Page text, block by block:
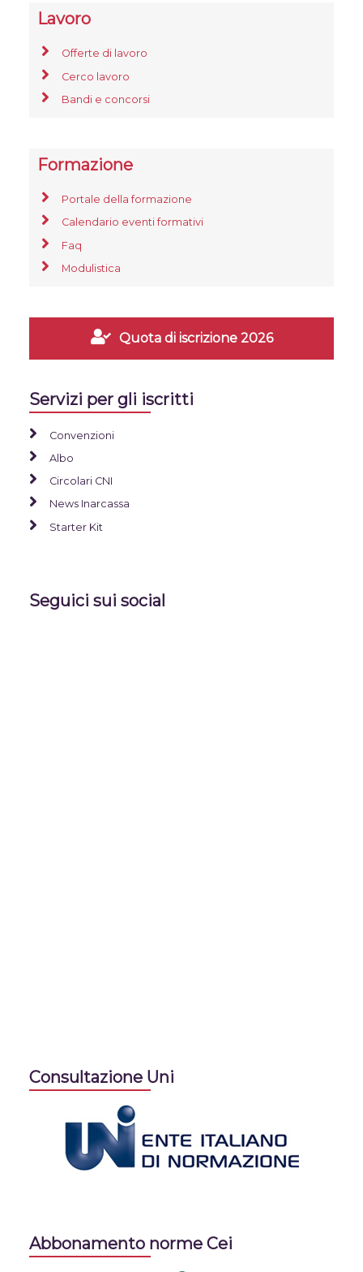
Lavoro
Offerte di lavoro
Cerco lavoro
Bandi e concorsi
Formazione
Portale della formazione
Calendario eventi formativi
Faq
Modulistica
Quota di iscrizione 2026
Servizi per gli iscritti
Convenzioni
Albo
Circolari CNI
News Inarcassa
Starter Kit
Seguici sui social
Consultazione Uni
Abbonamento norme Cei